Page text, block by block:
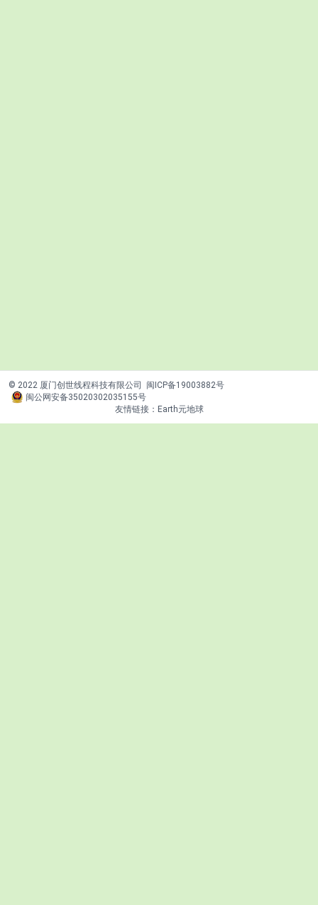
© 2022 厦门创世线程科技有限公司
闽ICP备19003882号
闽公网安备35020302035155号
友情链接： Earth元地球